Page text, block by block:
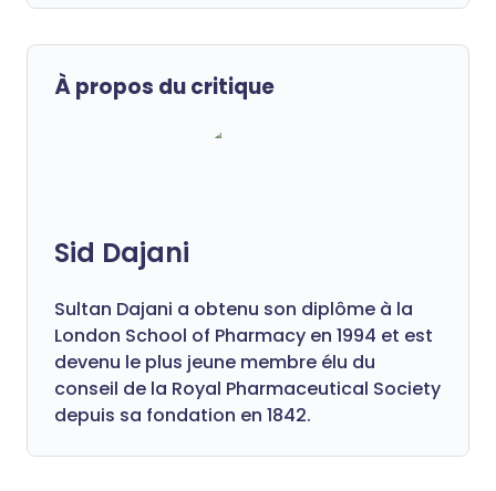
À propos du critique
Sid Dajani
Sultan Dajani a obtenu son diplôme à la
London School of Pharmacy en 1994 et est
devenu le plus jeune membre élu du
conseil de la Royal Pharmaceutical Society
depuis sa fondation en 1842.